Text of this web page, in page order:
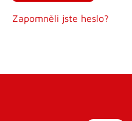
Zapomněli jste heslo?
Uživatelské jméno